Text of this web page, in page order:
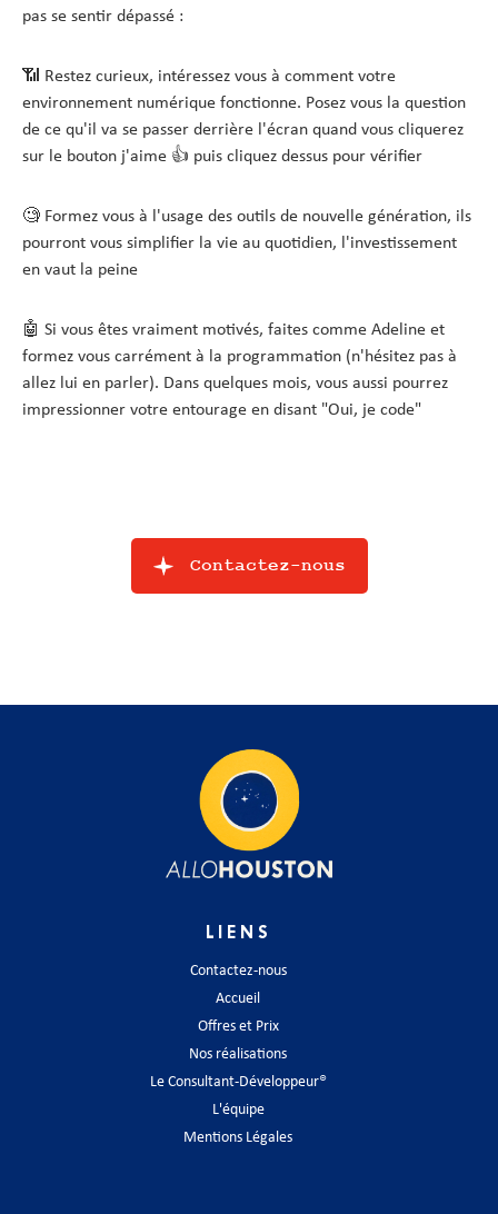
pas se sentir dépassé :
📶 Restez curieux, intéressez vous à comment votre
environnement numérique fonctionne. Posez vous la question
de ce qu'il va se passer derrière l'écran quand vous cliquerez
sur le bouton j'aime 👍 puis cliquez dessus pour vérifier
🧐 Formez vous à l'usage des outils de nouvelle génération, ils
pourront vous simplifier la vie au quotidien, l'investissement
en vaut la peine
🤖 Si vous êtes vraiment motivés, faites comme Adeline et
formez vous carrément à la programmation (n'hésitez pas à
allez lui en parler). Dans quelques mois, vous aussi pourrez
impressionner votre entourage en disant "Oui, je code"
Contactez-nous
LIENS
Contactez-nous
Accueil
Offres et Prix
Nos réalisations
Le Consultant-Développeur®
L'équipe
Mentions Légales